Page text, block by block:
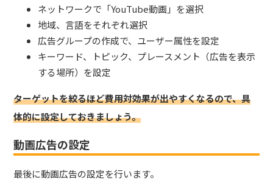
ネットワークで「YouTube動画」を選択
地域、言語をそれぞれ選択
広告グループの作成で、ユーザー属性を設定
キーワード、トピック、プレースメント（広告を表示
する場所）を設定
ターゲットを絞るほど費用対効果が出やすくなるので、具
体的に設定しておきましょう。
動画広告の設定
最後に動画広告の設定を行います。